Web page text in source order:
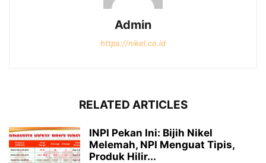
Admin
https://nikel.co.id
RELATED ARTICLES
INPI Pekan Ini: Bijih Nikel
Melemah, NPI Menguat Tipis,
Produk Hilir...